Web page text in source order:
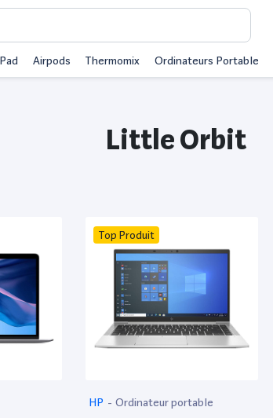
Airpods Thermomix Ordinateurs Portable
Little Orbit
Top Produit
HP - Ordinateur portable